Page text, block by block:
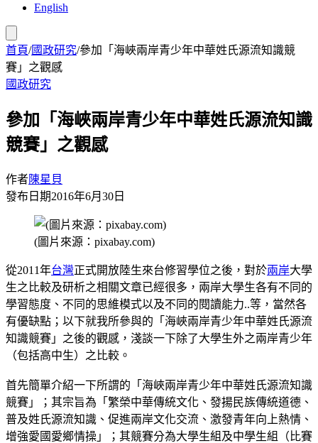
English
首頁/國政研究/參加「海峽兩岸青少年中華姓氏源流知識競
賽」之觀感
國政研究
參加「海峽兩岸青少年中華姓氏源流知識
競賽」之觀感
作者陳星貝
發布日期2016年6月30日
(圖片來源：pixabay.com)
從2011年台灣正式開放陸生來台修習學位之後，對於兩岸大學
生之比較及研析之相關文章已經很多，兩岸大學生各有不同的
學習態度、不同的思維模式以及不同的閱讀能力..等，當然各
有優缺點；以下就我所參與的「海峽兩岸青少年中華姓氏源流
知識競賽」之後的觀感，淺談一下除了大學生外之兩岸青少年
（包括高中生）之比較。
首先簡單介紹一下所謂的「海峽兩岸青少年中華姓氏源流知識
競賽」；其宗旨為「繁榮中華傳統文化、發揚民族傳統道德、
普及姓氏源流知識、促進兩岸文化交流、激發青年向上熱情、
增強愛國愛鄉情操」；其競賽分為大學生組及中學生組（比賽